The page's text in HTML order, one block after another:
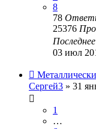
8
78
25376
03 июл
Сергей3 » 31
1
…